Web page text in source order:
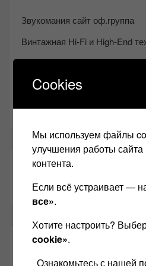
Звукомания сайт оф.группа
Винтажная Hi-Fi и High-End
Контакт
Одноклассники
Youtube
ТАКЖЕ ЧИТАЕМ:
СВЕЖИЕ ЗАПИСИ
Cookies
Мы используем файлы
улучшения работы
контента.
Если всё устраивает —
все».
Хотите настроить?
cookie».
Ознакомьтесь с нашей